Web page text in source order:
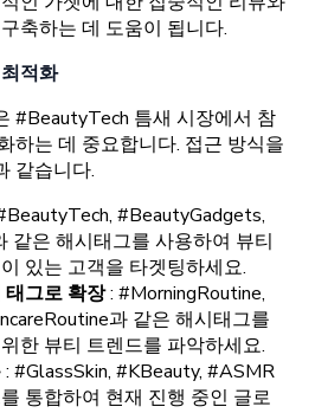
축하는 데 도움이 됩니다.
적화
#BeautyTech 틈새 시장에서 참
하는 데 중요합니다. 접근 방식을
같습니다.
#BeautyGadgets,
같은 해시태그를 사용하여 뷰티
있는 고객을 타겟팅하세요.
태그로 확장: #MorningRoutine,
과 같은 해시태그를
한 뷰티 트렌드를 파악하세요.
: #GlassSkin, #KBeauty, #ASMR
통합하여 현재 진행 중인 글로